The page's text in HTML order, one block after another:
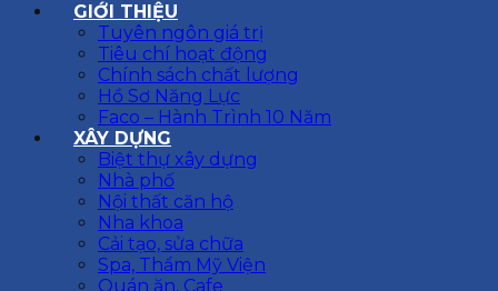
GIỚI THIỆU
Tuyên ngôn giá trị
Tiêu chí hoạt động
Chính sách chất lượng
Hồ Sơ Năng Lực
Faco – Hành Trình 10 Năm
XÂY DỰNG
Biệt thự xây dựng
Nhà phố
Nội thất căn hộ
Nha khoa
Cải tạo, sửa chữa
Spa, Thẩm Mỹ Viện
Quán ăn, Cafe